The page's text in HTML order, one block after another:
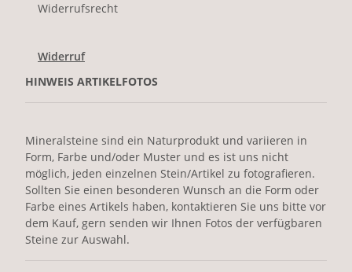
Widerrufsrecht
Widerruf
HINWEIS ARTIKELFOTOS
Mineralsteine sind ein Naturprodukt und variieren in
Form, Farbe und/oder Muster und es ist uns nicht
möglich, jeden einzelnen Stein/Artikel zu fotografieren.
Sollten Sie einen besonderen Wunsch an die Form oder
Farbe eines Artikels haben, kontaktieren Sie uns bitte vor
dem Kauf, gern senden wir Ihnen Fotos der verfügbaren
Steine zur Auswahl.